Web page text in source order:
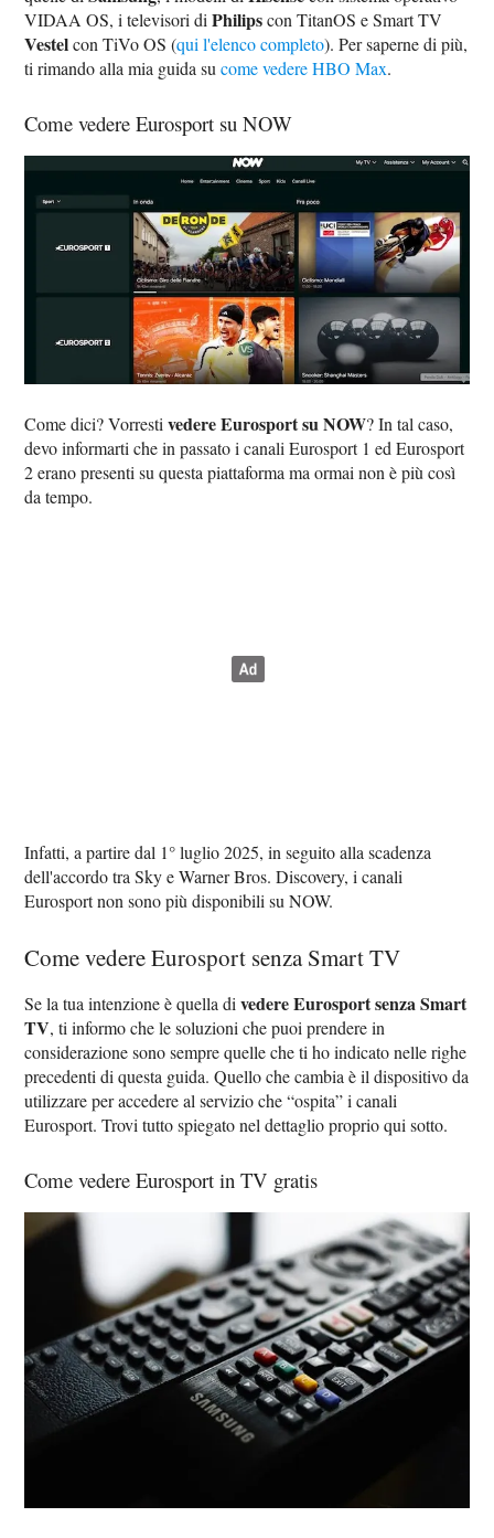
VIDAA OS, i televisori diPhilipscon TitanOS e Smart TV
Vestelcon TiVo OS (qui l'elenco completo). Per saperne di più,
ti rimando alla mia guida sucome vedere HBO Max.
Come vedere Eurosport su NOW
Come dici? Vorrestivedere Eurosport su NOW? In tal caso,
devo informarti che in passato i canali Eurosport 1 ed Eurosport
2 erano presenti su questa piattaforma ma ormai non è più così
da tempo.
Infatti, a partire dal 1° luglio 2025, in seguito alla scadenza
dell'accordo tra Sky e Warner Bros. Discovery, i canali
Eurosport non sono più disponibili su NOW.
Come vedere Eurosport senza Smart TV
Se la tua intenzione è quella divedere Eurosport senza Smart
TV, ti informo che le soluzioni che puoi prendere in
considerazione sono sempre quelle che ti ho indicato nelle righe
precedenti di questa guida. Quello che cambia è il dispositivo da
utilizzare per accedere al servizio che “ospita” i canali
Eurosport. Trovi tutto spiegato nel dettaglio proprio qui sotto.
Come vedere Eurosport in TV gratis